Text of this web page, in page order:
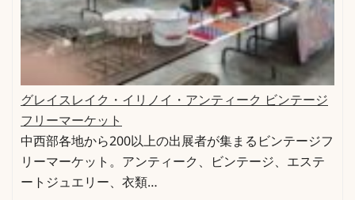
グレイスレイク・イリノイ・アンティーク ビンテージ
フリーマーケット
中西部各地から200以上の出展者が集まるビンテージフ
リーマーケット。アンティーク、ビンテージ、エステ
ートジュエリー、衣類…